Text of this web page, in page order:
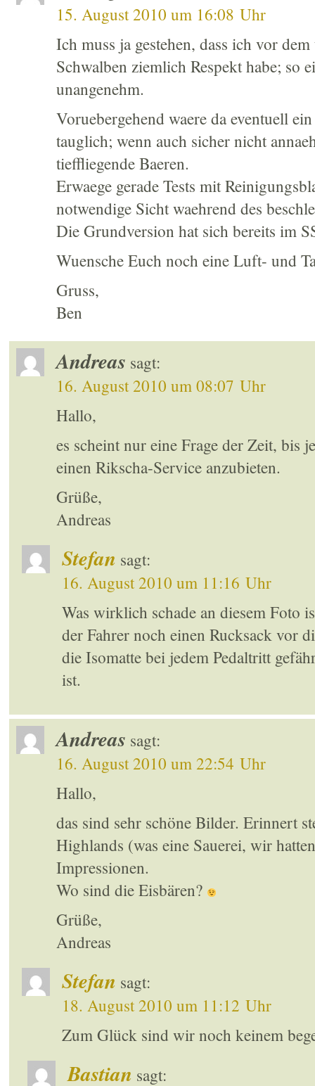
15. August 2010 um 16:08 Uhr
Ich muss ja gestehen, dass ich vor
Schwalben ziemlich Respekt habe; so
unangenehm.
Voruebergehend waere da eventuell
tauglich; wenn auch sicher nicht
tieffliegende Baeren.
Erwaege gerade Tests mit
notwendige Sicht waehrend des
Die Grundversion hat sich bereits im
Wuensche Euch noch eine Luft- und
Gruss,
Ben
Andreas sagt:
16. August 2010 um 08:07 Uhr
Hallo,
es scheint nur eine Frage der Zeit, bis
einen Rikscha-Service anzubieten.
Grüße,
Andreas
Stefan sagt:
16. August 2010 um 11:16 Uhr
Was wirklich schade an diesem Foto
der Fahrer noch einen Rucksack vor
die Isomatte bei jedem Pedaltritt
ist.
Andreas sagt:
16. August 2010 um 22:54 Uhr
Hallo,
das sind sehr schöne Bilder. Erinnert
Highlands (was eine Sauerei, wir
Impressionen.
Wo sind die Eisbären?
Grüße,
Andreas
Stefan sagt:
18. August 2010 um 11:12 Uhr
Zum Glück sind wir noch keinem
Bastian sagt: